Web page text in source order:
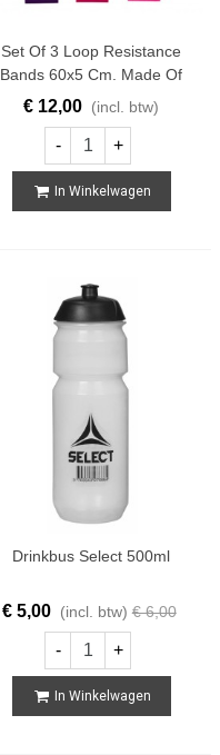
Set Of 3 Loop Resistance
Bands 60x5 Cm. Made Of
Latex.
€ 12,00 (incl. btw)
- +
In Winkelwagen
Drinkbus Select 500ml
€ 5,00 (incl. btw) € 6,00
- +
In Winkelwagen